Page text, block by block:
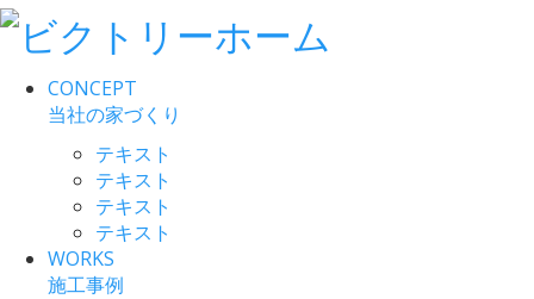
CONCEPT
当社の家づくり
テキスト
テキスト
テキスト
テキスト
WORKS
施工事例